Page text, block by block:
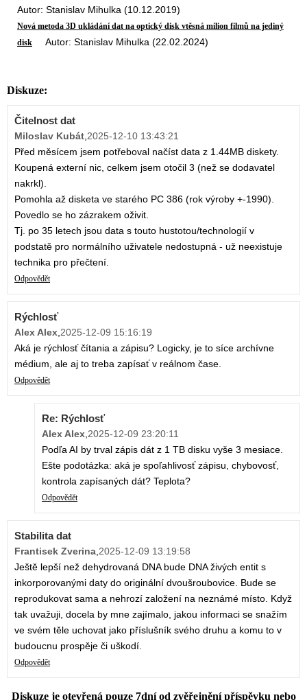
Autor: Stanislav Mihulka (10.12.2019)
Nová metoda 3D ukládání dat na optický disk vtěsná milion filmů na jediný
disk
Autor: Stanislav Mihulka (22.02.2024)
Diskuze:
Čitelnost dat
Miloslav Kubát 2025-12-10 13:43:21
Před měsícem jsem potřeboval načíst data z 1.44MB diskety.
Koupená externí nic, celkem jsem otočil 3 (než se dodavatel
nakrkl).
Pomohla až disketa ve starého PC 386 (rok výroby +-1990).
Povedlo se ho zázrakem oživit.
Tj. po 35 letech jsou data s touto hustotou/technologií v
podstatě pro normálního uživatele nedostupná - už neexistuje
technika pro přečtení.
Odpovědět
Rýchlosť
Alex Alex 2025-12-09 15:16:19
Aká je rýchlosť čítania a zápisu? Logicky, je to síce archívne
médium, ale aj to treba zapísať v reálnom čase.
Odpovědět
Re: Rýchlosť
Alex Alex 2025-12-09 23:20:11
Podľa AI by trval zápis dát z 1 TB disku vyše 3 mesiace.
Ešte podotázka: aká je spoľahlivosť zápisu, chybovosť,
kontrola zapísaných dát? Teplota?
Odpovědět
Stabilita dat
Frantisek Zverina 2025-12-09 13:19:58
Ještě lepší než dehydrovaná DNA bude DNA živých entit s
inkorporovanými daty do originální dvoušroubovice. Bude se
reprodukovat sama a nehrozí založení na neznámé místo. Když
tak uvažuji, docela by mne zajímalo, jakou informaci se snažím
ve svém těle uchovat jako příslušník svého druhu a komu to v
budoucnu prospěje či uškodí.
Odpovědět
Diskuze je otevřená pouze 7dní od zvěřejnění příspěvku nebo